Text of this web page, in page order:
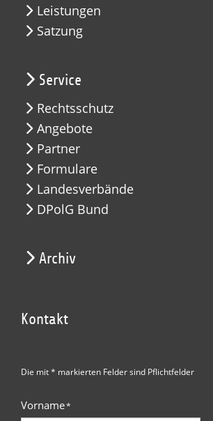
Leistungen
Satzung
Service
Rechtsschutz
Angebote
Partner
Formulare
Landesverbände
DPolG Bund
Archiv
Kontakt
Die mit * markierten Felder sind Pflichtfelder
Vorname*